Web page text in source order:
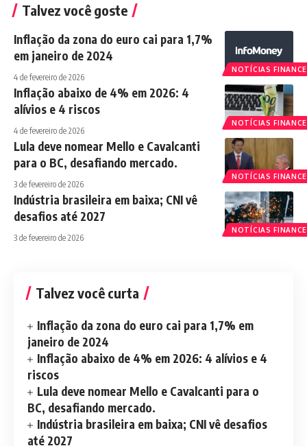
Talvez você goste
NOTÍCIAS
Inflação da zona do euro cai para 1,7%
em janeiro de 2024
4 de fevereiro de 2026
NOTÍCIAS
Inflação abaixo de 4% em 2026: 4
alívios e 4 riscos
4 de fevereiro de 2026
NOTÍCIAS
Lula deve nomear Mello e Cavalcanti
para o BC, desafiando mercado.
3 de fevereiro de 2026
NOTÍCIAS
Indústria brasileira em baixa; CNI vê
desafios até 2027
3 de fevereiro de 2026
Talvez você curta
Inflação da zona do euro cai para 1,7% em
janeiro de 2024
Inflação abaixo de 4% em 2026: 4 alívios e 4
riscos
Lula deve nomear Mello e Cavalcanti para o
BC, desafiando mercado.
Indústria brasileira em baixa; CNI vê desafios
até 2027